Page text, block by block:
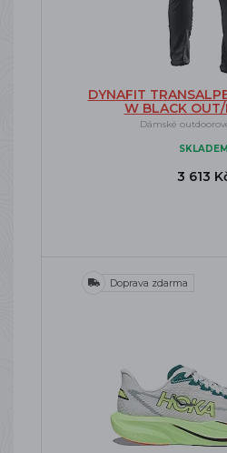
DYNAFIT
W BLACK
Dámské
SKLADEM
3 613
Doprava zdarma